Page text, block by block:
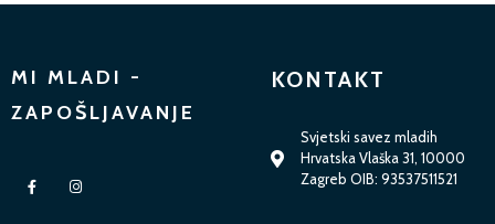
MI MLADI -
ZAPOŠLJAVANJE
KONTAKT
Svjetski savez mladih
Hrvatska Vlaška 31, 10000
Zagreb OIB: 93537511521